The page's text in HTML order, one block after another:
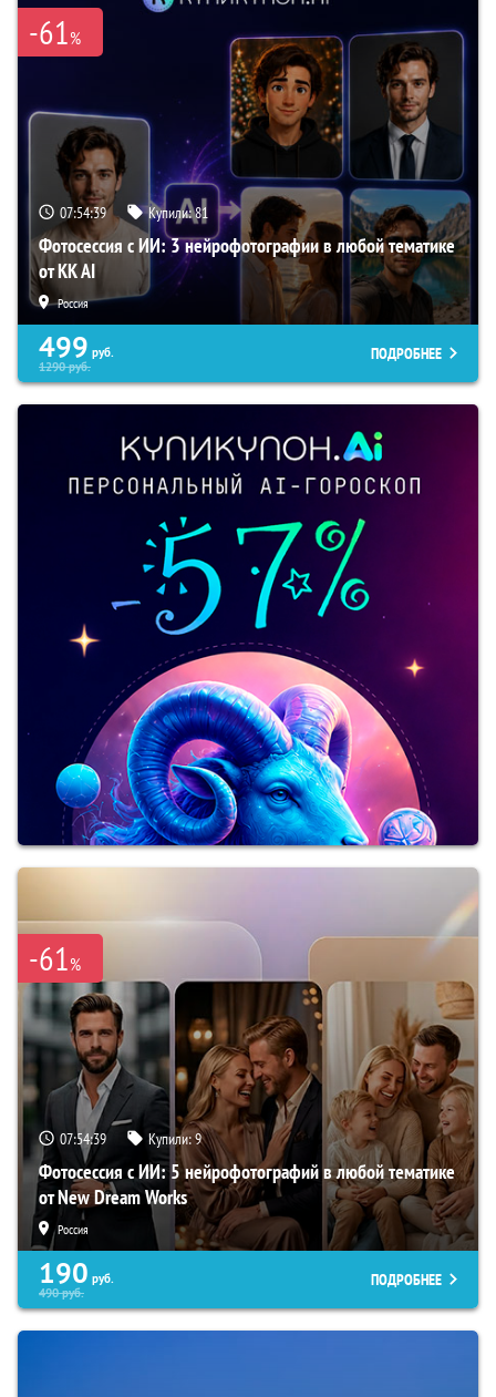
-61%
07:54:38 Купили:81
Фотосессия с ИИ: 3 нейрофотографии в любой тематике
от KK AI
Россия
499 руб.
1290руб.
ПОДРОБНЕЕ
-61%
07:54:38 Купили:9
Фотосессия с ИИ: 5 нейрофотографий в любой тематике
от New Dream Works
Россия
190 руб.
490руб.
ПОДРОБНЕЕ